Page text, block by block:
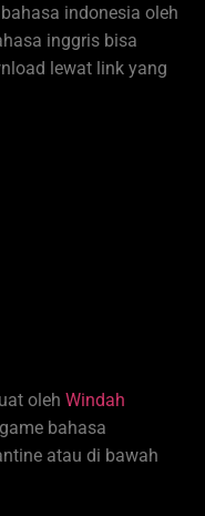
indonesia oleh
inggris bisa
lewat link yang
oleh Windah
bahasa
atau di bawah